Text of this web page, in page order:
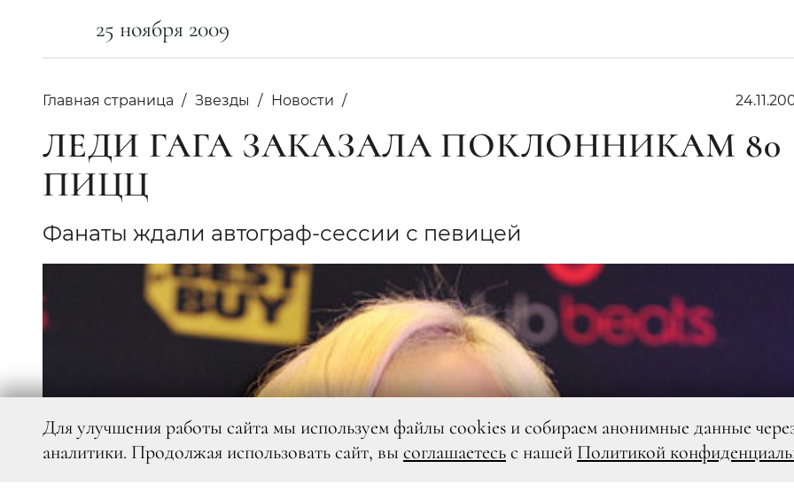
25 ноября 2009
Главная страница Звезды Новости
ЛЕДИ ГАГА ЗАКАЗАЛА ПОКЛОННИКАМ 80
ПИЦЦ
Фанаты ждали автограф-сессии с певицей
Для улучшения работы сайта мы используем файлы cookies и собираем анонимные данные
аналитики. Продолжая использовать сайт, вы соглашаетесьс нашей Политикой